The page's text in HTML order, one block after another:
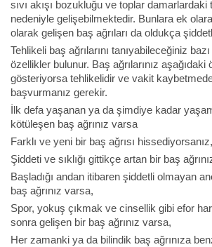
sıvı akışı bozukluğu ve toplar damarlardaki
nedeniyle gelişebilmektedir. Bunlara ek
olarak gelişen baş ağrıları da oldukça
Tehlikeli baş ağrılarını tanıyabileceğiniz
özellikler bulunur. Baş ağrılarınız aşağıdaki
gösteriyorsa tehlikelidir ve vakit
başvurmanız gerekir.
İlk defa yaşanan ya da şimdiye kadar
kötüleşen baş ağrınız varsa
Farklı ve yeni bir baş ağrısı hissediyorsanız,
Şiddeti ve sıklığı gittikçe artan bir baş
Başladığı andan itibaren şiddetli olmayan
baş ağrınız varsa,
Spor, yokuş çıkmak ve cinsellik gibi efor
sonra gelişen bir baş ağrınız varsa,
Her zamanki ya da bilindik baş ağrınıza